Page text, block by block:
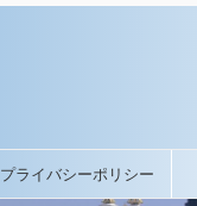
プライバシーポリシー